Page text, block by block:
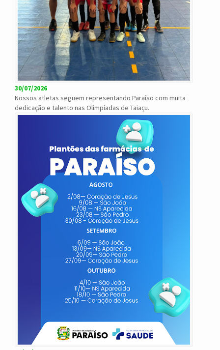
30/07/2026
Nossos atletas seguem representando Paraíso com muita
dedicação e talento nas Olimpíadas de Taiaçu.